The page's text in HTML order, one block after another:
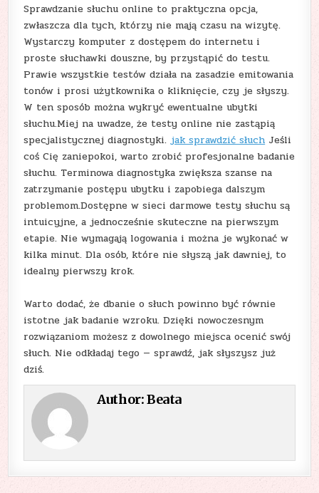
Sprawdzanie słuchu online to praktyczna opcja,
zwłaszcza dla tych, którzy nie mają czasu na wizytę.
Wystarczy komputer z dostępem do internetu i
proste słuchawki douszne, by przystąpić do testu.
Prawie wszystkie testów działa na zasadzie emitowania
tonów i prosi użytkownika o kliknięcie, czy je słyszy.
W ten sposób można wykryć ewentualne ubytki
słuchu.Miej na uwadze, że testy online nie zastąpią
specjalistycznej diagnostyki.jak sprawdzić słuch Jeśli
coś Cię zaniepokoi, warto zrobić profesjonalne badanie
słuchu. Terminowa diagnostyka zwiększa szanse na
zatrzymanie postępu ubytku i zapobiega dalszym
problemom.Dostępne w sieci darmowe testy słuchu są
intuicyjne, a jednocześnie skuteczne na pierwszym
etapie. Nie wymagają logowania i można je wykonać w
kilka minut. Dla osób, które nie słyszą jak dawniej, to
idealny pierwszy krok.
Warto dodać, że dbanie o słuch powinno być równie
istotne jak badanie wzroku. Dzięki nowoczesnym
rozwiązaniom możesz z dowolnego miejsca ocenić swój
słuch. Nie odkładaj tego — sprawdź, jak słyszysz już
dziś.
Author:Beata